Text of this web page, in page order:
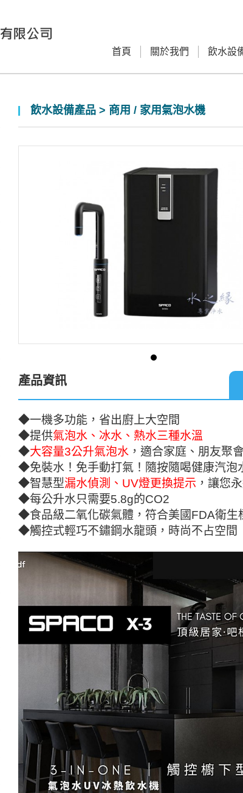
首頁 關於我們 飲水設
飲水設備產品 > 商用 / 家用氣泡水機
產品資訊
◆一機多功能，省出廚上大空間
◆提供氣泡水、冰水、熱水三種水溫
◆大容量3公升氣泡水，適合家庭、朋友聚
◆免裝水！免手動打氣！隨按隨喝健康汽泡
◆智慧型漏水偵測、UV燈更換提示 ，讓您
◆每公升水只需要5.8g的CO2
◆食品級二氧化碳氣體，符合美國FDA衛生
◆觸控式輕巧不鏽鋼水龍頭，時尚不占空間